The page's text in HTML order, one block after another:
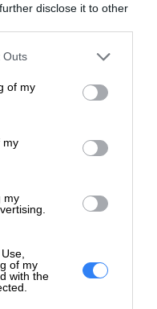
disclose it to other
Outs
of my
my
my
of my
with the
znaczenie